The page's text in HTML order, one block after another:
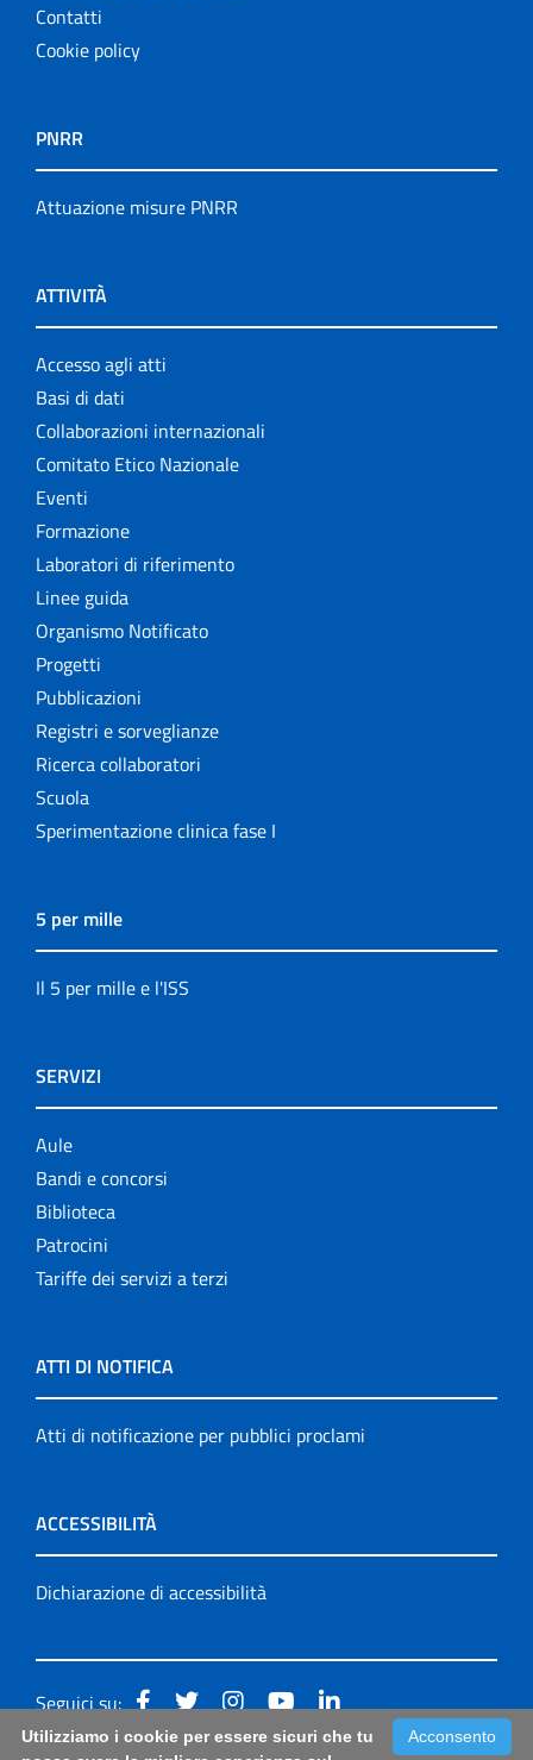
Contatti
Cookie policy
PNRR
Attuazione misure PNRR
ATTIVITÀ
Accesso agli atti
Basi di dati
Collaborazioni internazionali
Comitato Etico Nazionale
Eventi
Formazione
Laboratori di riferimento
Linee guida
Organismo Notificato
Progetti
Pubblicazioni
Registri e sorveglianze
Ricerca collaboratori
Scuola
Sperimentazione clinica fase I
5 per mille
Il 5 per mille e l'ISS
SERVIZI
Aule
Bandi e concorsi
Biblioteca
Patrocini
Tariffe dei servizi a terzi
ATTI DI NOTIFICA
Atti di notificazione per pubblici proclami
ACCESSIBILITÀ
Dichiarazione di accessibilità
Seguici su:
Acconsento
Utilizziamo i cookie per essere sicuri che tu